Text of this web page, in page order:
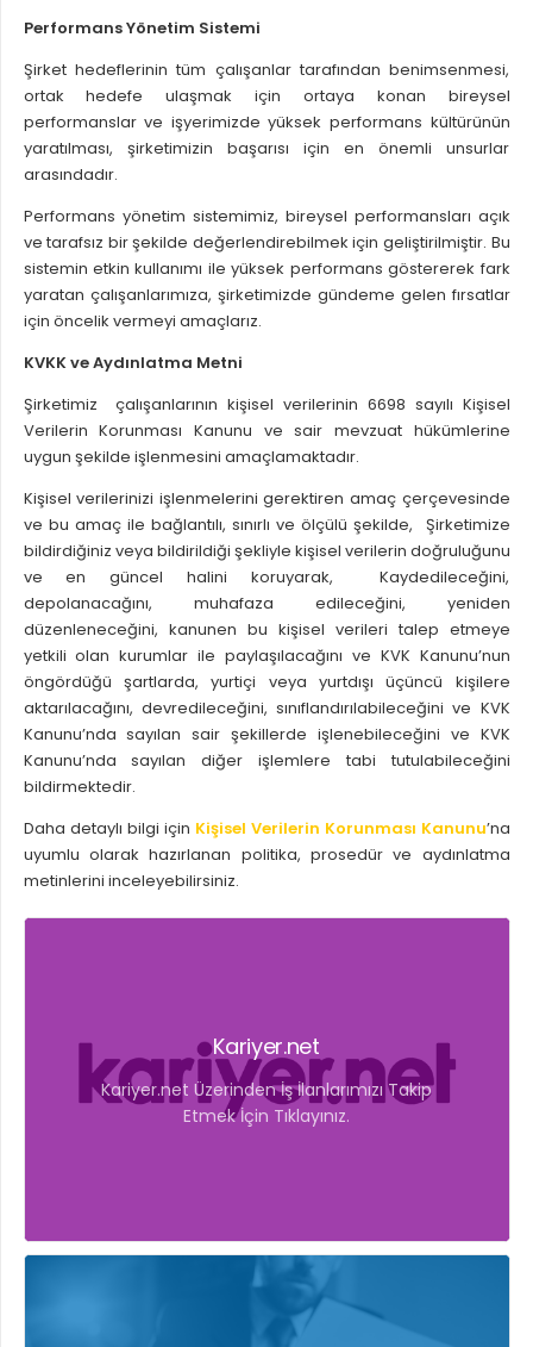
Performans Yönetim Sistemi
Şirket hedeflerinin tüm çalışanlar tarafından benimsenmesi,
ortak hedefe ulaşmak için ortaya konan bireysel
performanslar ve işyerimizde yüksek performans kültürünün
yaratılması, şirketimizin başarısı için en önemli unsurlar
arasındadır.
Performans yönetim sistemimiz, bireysel performansları açık
ve tarafsız bir şekilde değerlendirebilmek için geliştirilmiştir. Bu
sistemin etkin kullanımı ile yüksek performans göstererek fark
yaratan çalışanlarımıza, şirketimizde gündeme gelen fırsatlar
için öncelik vermeyi amaçlarız.
KVKK ve Aydınlatma Metni
Şirketimiz çalışanlarının kişisel verilerinin 6698 sayılı Kişisel
Verilerin Korunması Kanunu ve sair mevzuat hükümlerine
uygun şekilde işlenmesini amaçlamaktadır.
Kişisel verilerinizi işlenmelerini gerektiren amaç çerçevesinde
ve bu amaç ile bağlantılı, sınırlı ve ölçülü şekilde, Şirketimize
bildirdiğiniz veya bildirildiği şekliyle kişisel verilerin doğruluğunu
ve en güncel halini koruyarak, Kaydedileceğini,
depolanacağını, muhafaza edileceğini, yeniden
düzenleneceğini, kanunen bu kişisel verileri talep etmeye
yetkili olan kurumlar ile paylaşılacağını ve KVK Kanunu’nun
öngördüğü şartlarda, yurtiçi veya yurtdışı üçüncü kişilere
aktarılacağını, devredileceğini, sınıflandırılabileceğini ve KVK
Kanunu’nda sayılan sair şekillerde işlenebileceğini ve KVK
Kanunu’nda sayılan diğer işlemlere tabi tutulabileceğini
bildirmektedir.
Daha detaylı bilgi için Kişisel Verilerin Korunması Kanunu’na
uyumlu olarak hazırlanan politika, prosedür ve aydınlatma
metinlerini inceleyebilirsiniz.
Kariyer.net
Kariyer.net Üzerinden İş İlanlarımızı Takip
Etmek İçin Tıklayınız.